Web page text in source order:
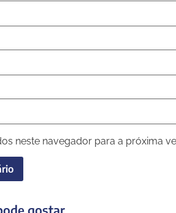
neste navegador para a próxima
gostar